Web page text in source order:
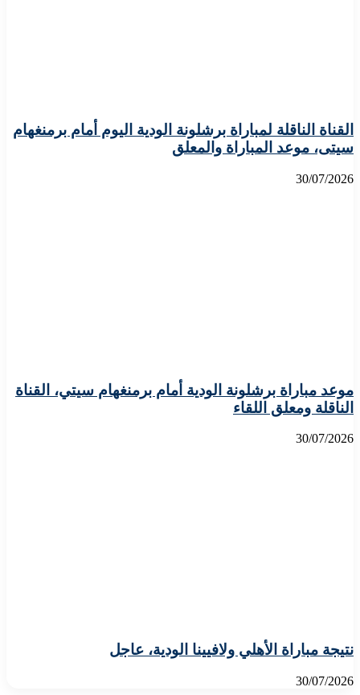
القناة الناقلة لمباراة برشلونة الودية اليوم أمام برمنغهام
سيتى، موعد المباراة والمعلق
30/07/2026
موعد مباراة برشلونة الودية أمام برمنغهام سيتي، القناة
الناقلة ومعلق اللقاء
30/07/2026
نتيجة مباراة الأهلي ولافيينا الودية، عاجل
30/07/2026